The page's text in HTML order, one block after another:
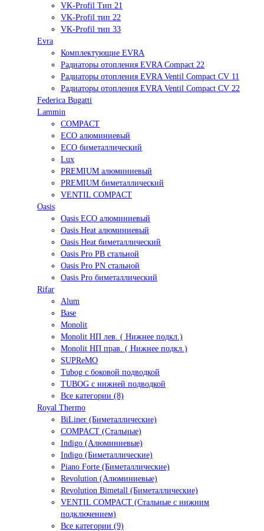
VK-Profil Тип 21
VK-Profil тип 22
VK-Profil тип 33
Evra
Комплектующие EVRA
Радиаторы отопления EVRA Compact 22
Радиаторы отопления EVRA Ventil Compact CV 11
Радиаторы отопления EVRA Ventil Compact CV 22
Federica Bugatti
Lammin
COMPACT
ECO алюминиевый
ECO биметаллический
Lux
PREMIUM алюминиевый
PREMIUM биметаллический
VENTIL COMPACT
Oasis
Oasis ECO алюминиевый
Oasis Heat алюминиевый
Oasis Heat биметаллический
Oasis Pro PB стальной
Oasis Pro PN стальной
Oasis Pro биметаллический
Rifar
Alum
Base
Monolit
Monolit НП лев. ( Нижнее подкл.)
Monolit НП прав. ( Нижнее подкл.)
SUPReMO
Tubog с боковой подводкой
TUBOG с нижней подводкой
Все категории (8)
Royal Thermo
BiLiner (Биметаллические)
COMPACT (Стальные)
Indigo (Алюминиевые)
Indigo (Биметаллические)
Piano Forte (Биметаллические)
Revolution (Алюминиевые)
Revolution Bimetall (Биметаллические)
VENTIL COMPACT (Стальные с нижним
подключением)
Все категории (9)